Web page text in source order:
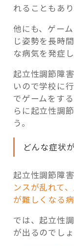
れることもあり
他にも、ゲー
じ姿勢を長時
な病気を発症
起立性調節障
いので学校に
でゲームをす
らに起立性調
う。
どんな症状
起立性調節障害
ンスが乱れて
が難しくなる
では、起立性
が出るのでしょ